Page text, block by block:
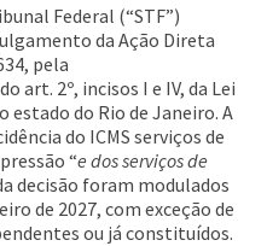
Federal (“STF”)
da Ação Direta
pela
art. 2º, incisos I e IV, da Lei
estado do Rio de Janeiro. A
do ICMS serviços de
“e dos serviços de
decisão foram modulados
de 2027, com exceção de
ou já constituídos.